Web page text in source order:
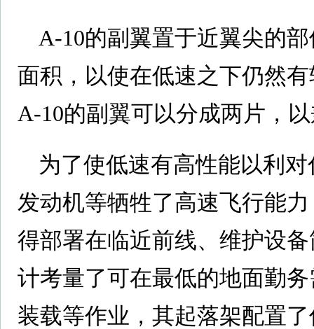
A-10的副翼置于近翼尖的
面积，以使在低速之下仍然
A-10的副翼可以分成两片，
为了使低速有高性能以利
发动机等牺牲了高速飞行能
得部署在临近前线、维护设
计考量了可在最低的地面勤
装载等作业，其起落架配置